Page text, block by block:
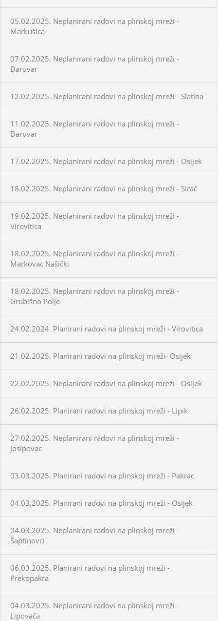
05.02.2025. Neplanirani radovi na plinskoj mreži -
Markušica
07.02.2025. Neplanirani radovi na plinskoj mreži -
Daruvar
12.02.2025. Neplanirani radovi na plinskoj mreži - Slatina
11.02.2025. Neplanirani radovi na plinskoj mreži -
Daruvar
17.02.2025. Neplanirani radovi na plinskoj mreži - Osijek
18.02.2025. Neplanirani radovi na plinskoj mreži - Sirač
19.02.2025. Neplanirani radovi na plinskoj mreži -
Virovitica
18.02.2025. Neplanirani radovi na plinskoj mreži -
Markovac Našički
18.02.2025. Neplanirani radovi na plinskoj mreži -
Grubišno Polje
24.02.2024. Planirani radovi na plinskoj mreži - Virovitica
21.02.2025. Planirani radovi na plinskoj mreži- Osijek
22.02.2025. Neplanirani radovi na plinskoj mreži - Osijek
26.02.2025. Planirani radovi na plinskoj mreži - Lipik
27.02.2025. Neplanirani radovi na plinskoj mreži -
Josipovac
03.03.2025. Planirani radovi na plinskoj mreži - Pakrac
04.03.2025. Planirani radovi na plinskoj mreži - Osijek
04.03.2025. Neplanirani radovi na plinskoj mreži -
Šaptinovci
06.03.2025. Planirani radovi na plinskoj mreži -
Prekopakra
04.03.2025. Neplanirani radovi na plinskoj mreži -
Lipovača